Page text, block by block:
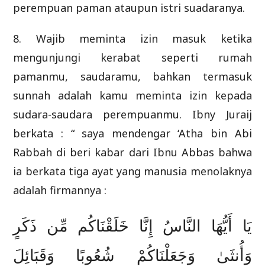
perempuan paman ataupun istri suadaranya.
8. Wajib meminta izin masuk ketika
mengunjungi kerabat seperti rumah
pamanmu, saudaramu, bahkan termasuk
sunnah adalah kamu meminta izin kepada
sudara-saudara perempuanmu. Ibny Juraij
berkata : “ saya mendengar ‘Atha bin Abi
Rabbah di beri kabar dari Ibnu Abbas bahwa
ia berkata tiga ayat yang manusia menolaknya
adalah firmannya :
يَا أَيُّهَا النَّاسُ إِنَّا خَلَقْنَاكُم مِّن ذَكَرٍ
وَأُنثَىٰ وَجَعَلْنَاكُمْ شُعُوبًا وَقَبَائِلَ